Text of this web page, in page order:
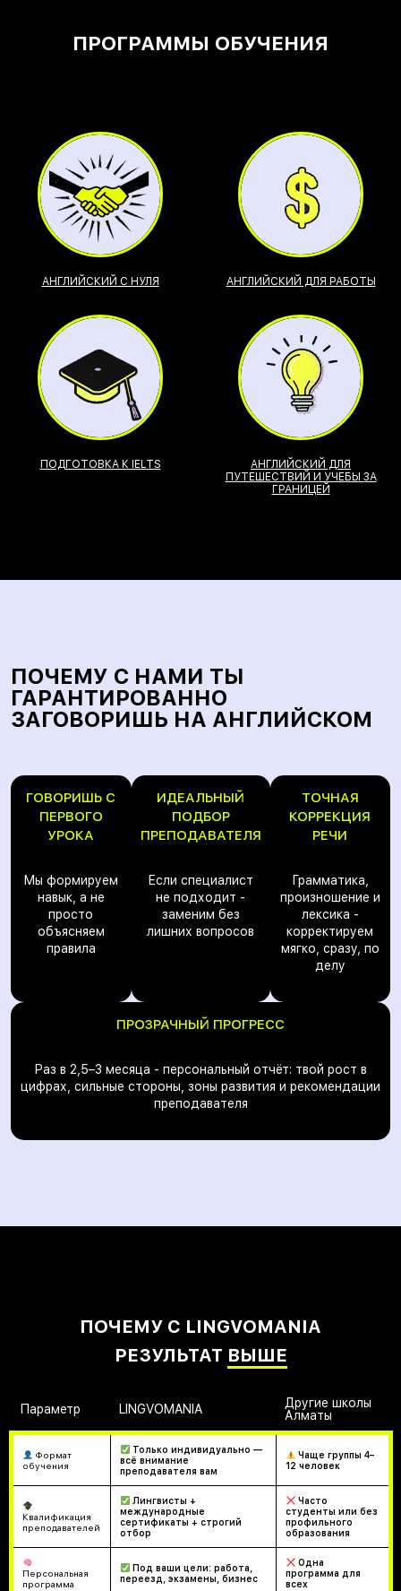
ПРОГРАММЫ ОБУЧЕНИЯ
АНГЛИЙСКИЙ С НУЛЯ АНГЛИЙСКИЙ ДЛЯ РАБОТЫ
ПОДГОТОВКА К IELTS
АНГЛИЙСКИЙ ДЛЯ
ПУТЕШЕСТВИЙ И УЧЕБЫ ЗА
ГРАНИЦЕЙ
ПОЧЕМУ С НАМИ ТЫ
ГАРАНТИРОВАННО
ЗАГОВОРИШЬ НА АНГЛИЙСКОМ
ГОВОРИШЬ С
ПЕРВОГО
УРОКА
Мы формируем
навык, а не
просто
объясняем
правила
ИДЕАЛЬНЫЙ
ПОДБОР
ПРЕПОДАВАТЕЛЯ
Если специалист
не подходит -
заменим без
лишних вопросов
ТОЧНАЯ
КОРРЕКЦИЯ
РЕЧИ
Грамматика,
произношение и
лексика -
корректируем
мягко, сразу, по
делу
ПРОЗРАЧНЫЙ ПРОГРЕСС
Раз в 2,5–3 месяца - персональный отчёт: твой рост в
цифрах, сильные стороны, зоны развития и рекомендации
преподавателя
ПОЧЕМУ С LINGVOMANIA
РЕЗУЛЬТАТ ВЫШЕ
Параметр LINGVOMANIA
Другие школы
Алматы
Формат
обучения
Только индивидуально —
всё внимание
преподавателя вам
Чаще группы 4–
12 человек
Квалификация
преподавателей
Лингвисты +
международные
сертификаты + строгий
отбор
Часто
студенты или без
профильного
образования
Персональная
программа
Под ваши цели: работа,
переезд, экзамены, бизнес
Одна
программа для
всех